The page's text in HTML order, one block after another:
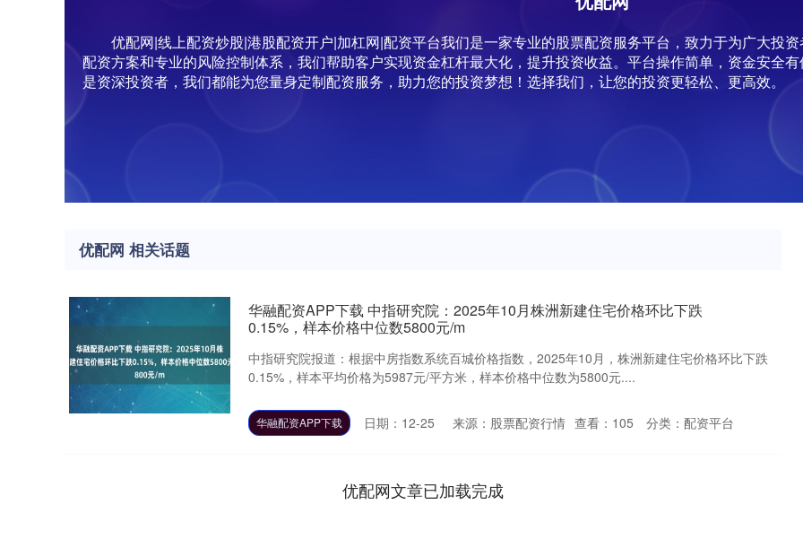
优配网|线上配资炒股|港股配资开户|加杠网|配资平台我们是一家专业的股票配资服务平台，致力于为广大投
配资方案和专业的风险控制体系，我们帮助客户实现资金杠杆最大化，提升投资收益。平台操作简单，资金安全
是资深投资者，我们都能为您量身定制配资服务，助力您的投资梦想！选择我们，让您的投资更轻松、更高效。
优配网 相关话题
华融配资APP下载 中指研究院：2025年10月株洲新建住宅价格环比下跌
0.15%，样本价格中位数5800元/m
中指研究院报道：根据中房指数系统百城价格指数，2025年10月，株洲新建住宅价格环比下跌
0.15%，样本平均价格为5987元/平方米，样本价格中位数为5800元....
华融配资APP下载 日期：12-25 来源：股票配资行情 查看： 105 分类： 配资平台
优配网文章已加载完成